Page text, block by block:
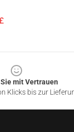
mit Vertrauen
Klicks bis zur